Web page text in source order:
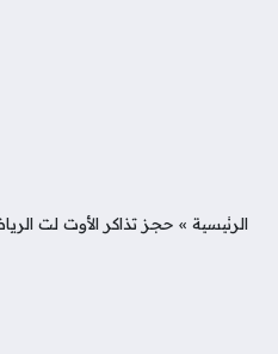
الرئيسية » حجز تذاكر الأوت لت